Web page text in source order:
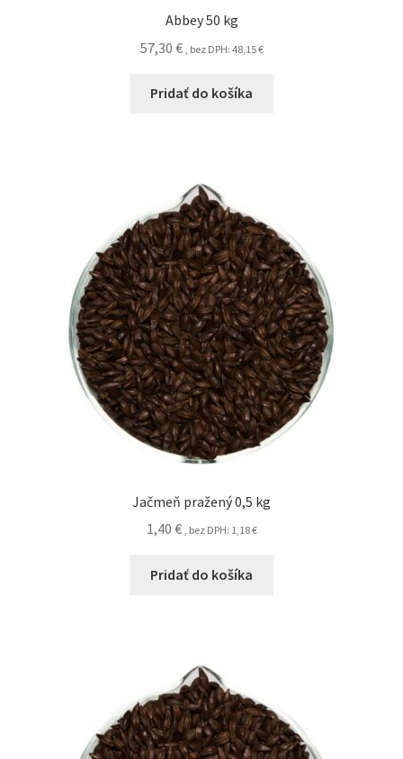
Abbey 50 kg
57,30 € , bez DPH: 48,15€
Pridať do košíka
Jačmeň pražený 0,5 kg
1,40 € , bez DPH: 1,18€
Pridať do košíka